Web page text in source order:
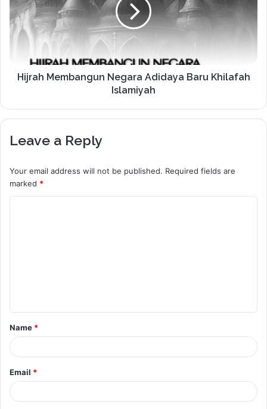
Hijrah Membangun Negara Adidaya Baru Khilafah
Islamiyah
Leave a Reply
Your email address will not be published. Required fields are
marked *
t
*
Name *
Email *